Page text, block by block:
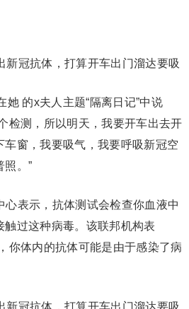
的x夫人主题“隔离日记”中说
检测，所以明天，我要开车出去开
车窗，我要吸气，我要呼吸新冠空
照。”
表示，抗体测试会检查你血液中
触过这种病毒。该联邦机构表
你体内的抗体可能是由于感染了病